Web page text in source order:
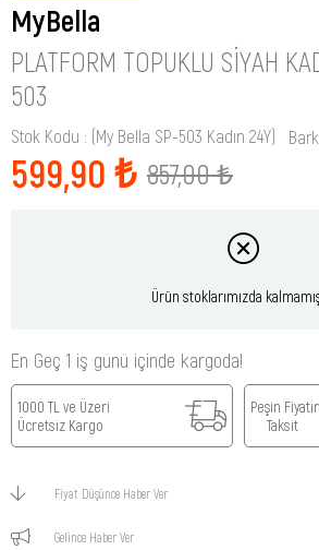
MyBella
PLATFORM TOPUKLU SIYAH
503
Stok Kodu (My Bella SP-503 Kadın 24Y)
857,00 ₺
599,90 ₺
Ürün stoklarımızda
En Geç 1 iş günü içinde kargoda!
1000 TL ve Üzeri
Ücretsiz Kargo
Peşin
Taksit
Fiyat Düşünce Haber Ver
Gelince Haber Ver